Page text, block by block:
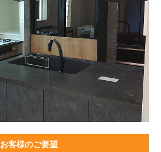
お客様のご要望